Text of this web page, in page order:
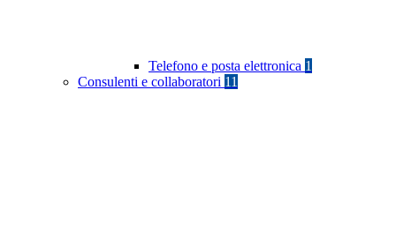
Telefono e posta elettronica 1
Consulenti e collaboratori 11